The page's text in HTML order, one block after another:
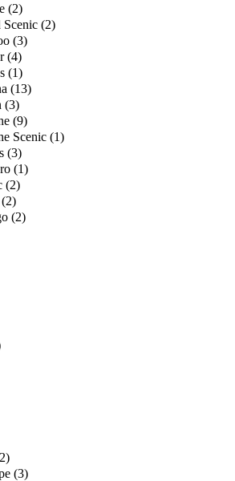
(2)
(2)
(3)
(4)
(1)
(13)
(3)
(9)
Scenic (1)
(3)
(1)
(2)
(2)
(3)